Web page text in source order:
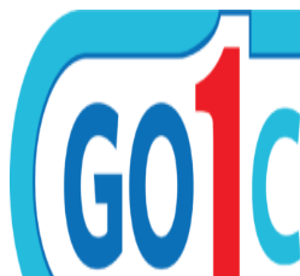
nội
dung
MenuTên*
Email*
Trang
web
Scroll
Up